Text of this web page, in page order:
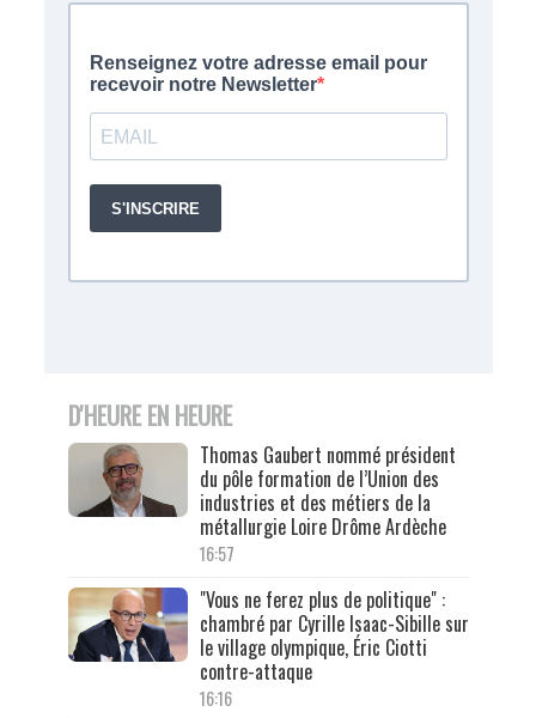
D'HEURE EN HEURE
Thomas Gaubert nommé président
du pôle formation de l’Union des
industries et des métiers de la
métallurgie Loire Drôme Ardèche
16:57
"Vous ne ferez plus de politique" :
chambré par Cyrille Isaac-Sibille sur
le village olympique, Éric Ciotti
contre-attaque
16:16